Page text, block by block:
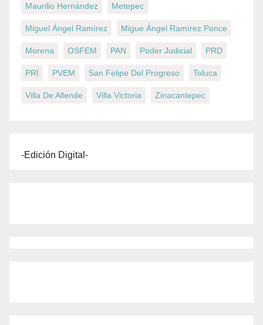
Maurilio Hernández Metepec
Miguel Ángel Ramírez Migue Ángel Ramírez Ponce
Morena OSFEM PAN Poder Judicial PRD
PRI PVEM San Felipe Del Progreso Toluca
Villa De Allende Villa Victoria Zinacantepec
-Edición Digital-